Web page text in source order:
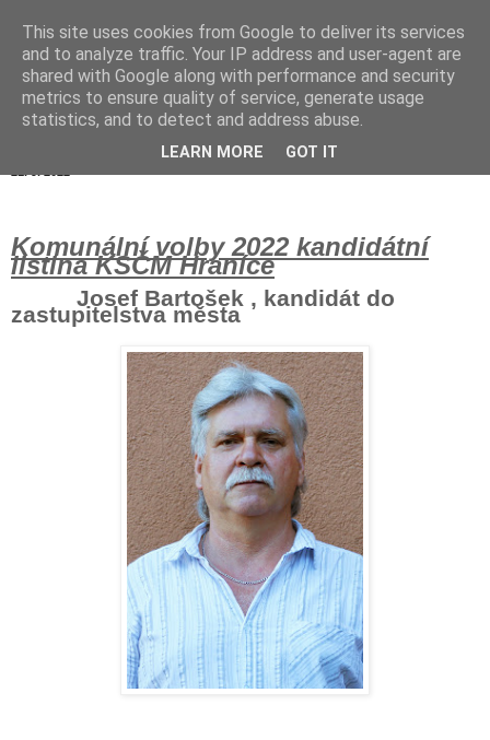
Hranické listy
Komunální volby 2022 kandidátní
listina KSČM Hraníce
Josef Bartošek , kandidát do
zastupitelstva města
This site uses cookies from Google to deliver its services
and to analyze traffic. Your IP address and user-agent are
shared with Google along with performance and security
metrics to ensure quality of service, generate usage
statistics, and to detect and address abuse.
LEARN MORE GOT IT